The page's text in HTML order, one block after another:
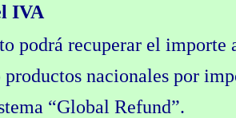
IVA
podrá recuperar el
nacionales por
“Global Refund”.